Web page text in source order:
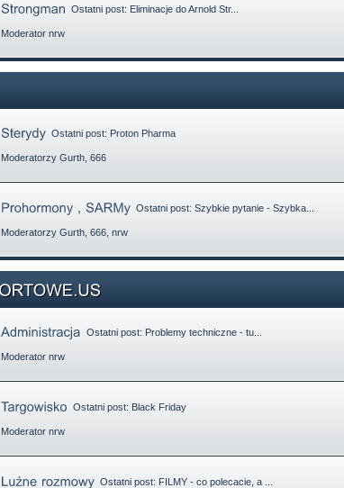
Ostatni post: Eliminacje do Arnold Str...
Moderator nrw
Ostatni post: Proton Pharma
Moderatorzy Gurth 666
Ostatni post: Szybkie pytanie - Szybka...
Moderatorzy Gurth 666 nrw
Ostatni post: Problemy techniczne - tu...
Moderator nrw
Ostatni post: Black Friday
Moderator nrw
Ostatni post: FILMY - co polecacie, a ...